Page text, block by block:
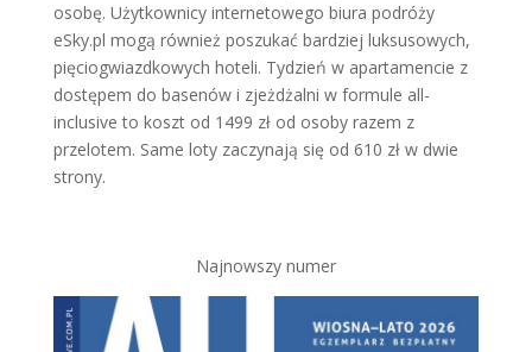
osobę. Użytkownicy internetowego biura podróży
eSky.pl mogą również poszukać bardziej luksusowych,
pięciogwiazdkowych hoteli. Tydzień w apartamencie z
dostępem do basenów i zjeżdżalni w formule all-
inclusive to koszt od 1499 zł od osoby razem z
przelotem. Same loty zaczynają się od 610 zł w dwie
strony.
Najnowszy numer